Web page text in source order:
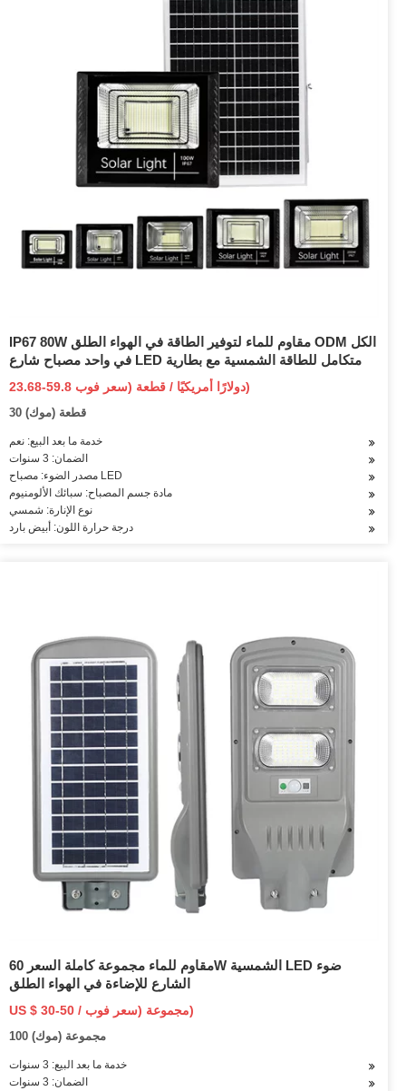
IP67 80W مقاوم للماء لتوفير الطاقة في الهواء الطلق ODM الكل
في واحد مصباح شارع LED متكامل للطاقة الشمسية مع بطارية
23.68-59.8 دولارًا أمريكيًا / قطعة (سعر فوب)
30 قطعة (موك)
خدمة ما بعد البيع: نعم
الضمان: 3 سنوات
مصدر الضوء: مصباح LED
مادة جسم المصباح: سبائك الألومنيوم
نوع الإنارة: شمسي
درجة حرارة اللون: أبيض بارد
مقاوم للماء مجموعة كاملة السعر 60W الشمسية LED ضوء
الشارع للإضاءة في الهواء الطلق
US $ 30-50 / مجموعة (سعر فوب)
100 مجموعة (موك)
خدمة ما بعد البيع: 3 سنوات
الضمان: 3 سنوات